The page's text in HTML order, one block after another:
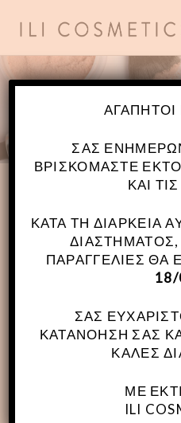
ΚΑΤΑΣΤΗΜΑ
ΣΑΣ
ΒΡΙΣΚΌΜΑΣΤΕ
ΚΑΙ ΤΙΣ
ΚΑΤΆ ΤΗ ΔΙΆΡΚΕΙΑ
ΠΑΡΑΓΓΕΛΊΕΣ ΘΑ
18/
ΣΑΣ
ΚΑΤΑΝΌΗΣΉ ΣΑΣ
ΚΑΛΈΣ
ΜΕ
ILI